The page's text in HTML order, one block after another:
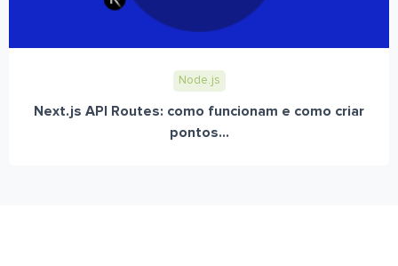
Node.js
Next.js API Routes: como funcionam e como criar
pontos...